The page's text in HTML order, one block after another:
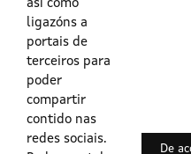
así como
ligazóns a
portais de
terceiros para
poder
compartir
contido nas
redes sociais.
De